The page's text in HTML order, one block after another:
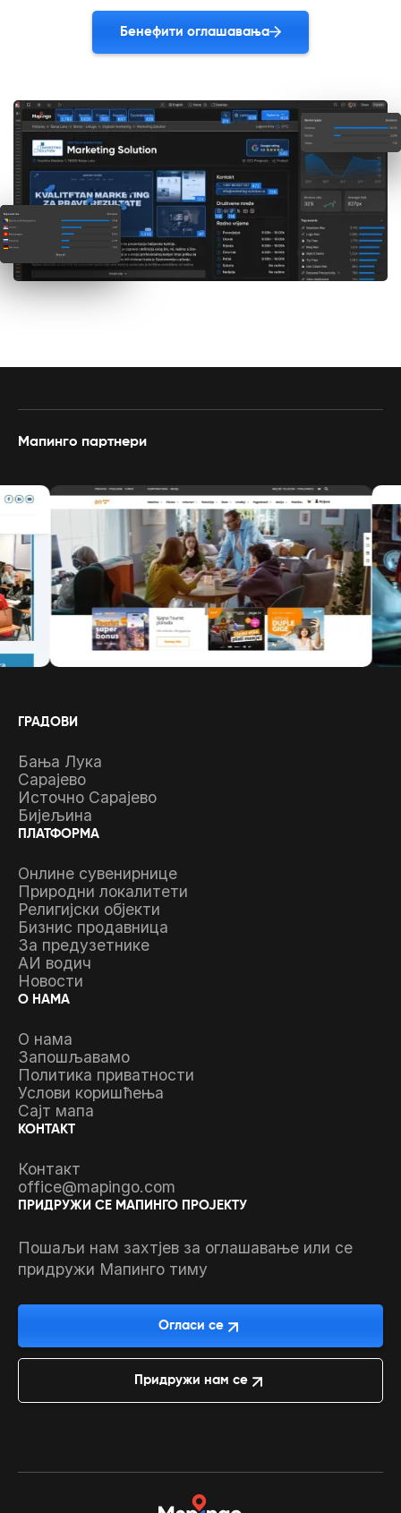
Бенефити оглашавања
Мапинго партнери
ГРАДОВИ
Бања Лука
Сарајево
Источно Сарајево
Бијељина
ПЛАТФОРМА
Онлине сувенирнице
Природни локалитети
Религијски објекти
Бизнис продавница
За предузетнике
АИ водич
Новости
О НАМА
О нама
Запошљавамо
Политика приватности
Услови коришћења
Сајт мапа
КОНТАКТ
Контакт
office@mapingo.com
ПРИДРУЖИ СЕ МАПИНГО ПРОЈЕКТУ
Пошаљи нам захтјев за оглашавање или се
придружи Мапинго тиму
Огласи се
Придружи нам се